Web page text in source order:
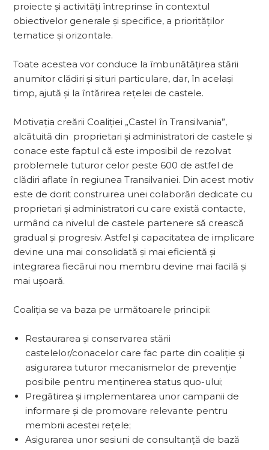
proiecte și activități întreprinse în contextul
obiectivelor generale și specifice, a priorităților
tematice și orizontale.
Toate acestea vor conduce la îmbunătățirea stării
anumitor clădiri și situri particulare, dar, în același
timp, ajută și la întărirea rețelei de castele.
Motivația creării Coaliției „Castel în Transilvania”,
alcătuită din proprietari și administratori de castele și
conace este faptul că este imposibil de rezolvat
problemele tuturor celor peste 600 de astfel de
clădiri aflate în regiunea Transilvaniei. Din acest motiv
este de dorit construirea unei colaborări dedicate cu
proprietari și administratori cu care există contacte,
urmând ca nivelul de castele partenere să crească
gradual și progresiv. Astfel și capacitatea de implicare
devine una mai consolidată și mai eficientă și
integrarea fiecărui nou membru devine mai facilă și
mai ușoară.
Coaliția se va baza pe următoarele principii:
Restaurarea și conservarea stării
castelelor/conacelor care fac parte din coaliție și
asigurarea tuturor mecanismelor de prevenție
posibile pentru menținerea status quo-ului;
Pregătirea și implementarea unor campanii de
informare și de promovare relevante pentru
membrii acestei rețele;
Asigurarea unor sesiuni de consultanță de bază